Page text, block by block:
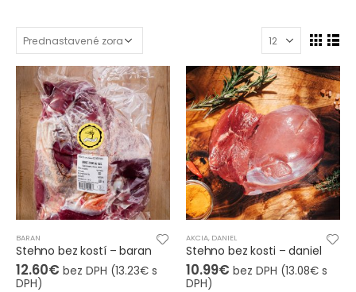
BARAN
Stehno bez kostí – baran
12.60€ bez DPH (13.23€ s
DPH)
AKCIA, DANIEL
Stehno bez kosti – daniel
10.99€ bez DPH (13.08€ s
DPH)